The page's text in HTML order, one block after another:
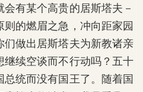
有某个高贵的居斯塔夫－
的燃眉之急，冲向距家园
做出居斯塔夫为新教诸亲
续空谈而不行动吗？五十
统而没有国王了。随着国